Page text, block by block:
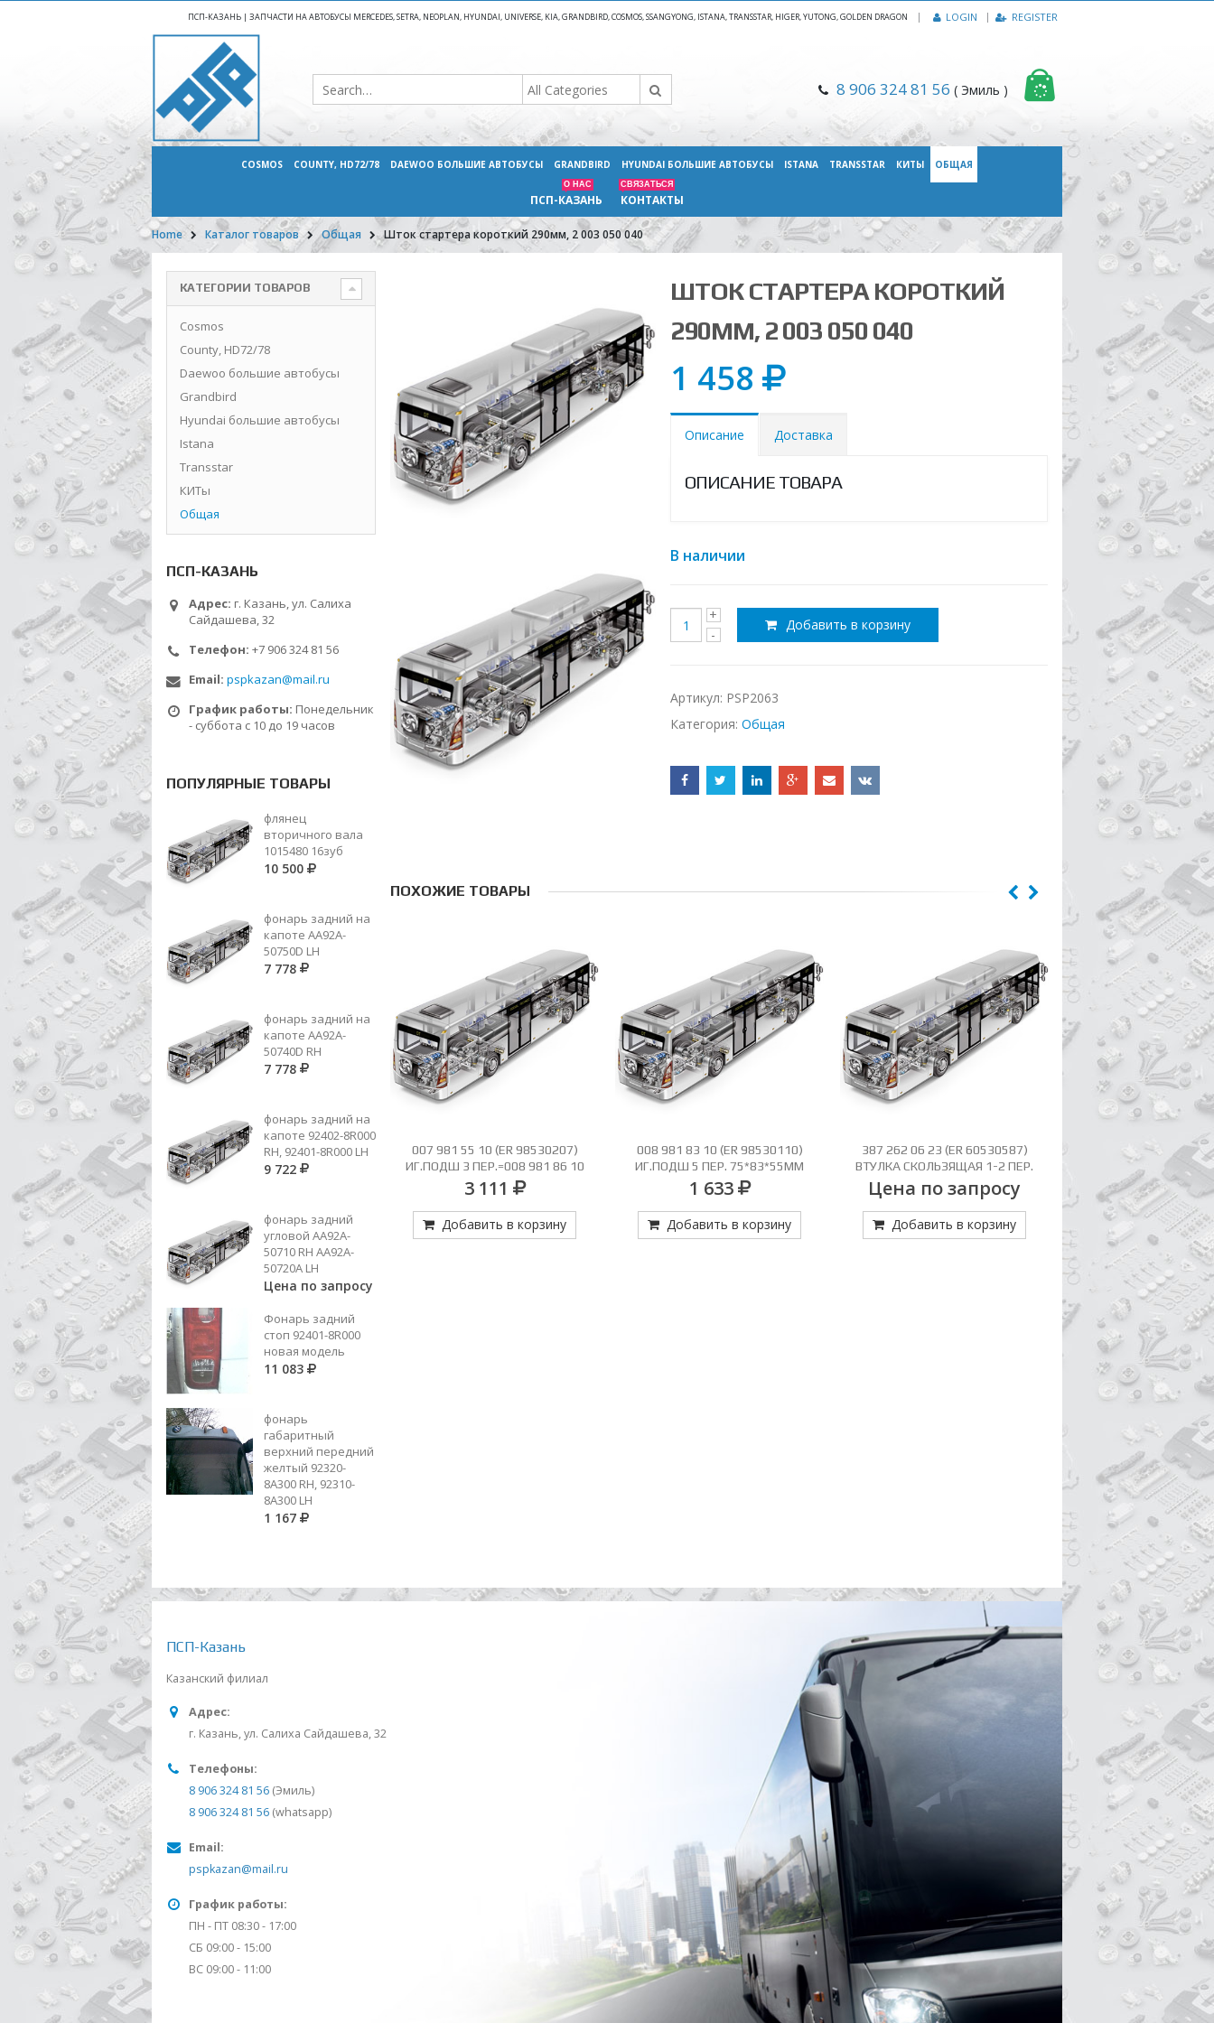
ПСП-КАЗАНЬ | ЗАПЧАСТИ НА АВТОБУСЫ MERCEDES, SETRA, NEOPLAN, HYUNDAI, UNIVERSE, KIA, GRANDBIRD, COSMOS, SSANGYONG, ISTANA, TRANSSTAR, HIGER, YUTONG, GOLDEN DRAGON | LOGIN REGISTER
8 906 324 81 56 ( Эмиль )
COSMOS COUNTY, HD72/78 DAEWOO БОЛЬШИЕ АВТОБУСЫ GRANDBIRD HYUNDAI БОЛЬШИЕ АВТОБУСЫ ISTANA TRANSSTAR КИТЫ ОБЩАЯ
ПСП-КАЗАНЬ
О НАС
КОНТАКТЫ
СВЯЗАТЬСЯ
Home Каталог товаров Общая Шток стартера короткий 290мм, 2 003 050 040
ШТОК СТАРТЕРА КОРОТКИЙ
290ММ, 2 003 050 040
1 458
Описание Доставка
ОПИСАНИЕ ТОВАРА
В наличии
Добавить в корзину
Артикул: PSP2063
Категория: Общая
ПОХОЖИЕ ТОВАРЫ
008 981 99 10 (ER 98530196)
ИГ.ПОДШ 4 ПЕР.=008 981 84 10
Цена по запросу
Добавить в корзину
007 981 55 10 (ER 98530207)
ИГ.ПОДШ 3 ПЕР.=008 981 86 10
3 111
Добавить в корзину
008 981 83 10 (ER 98530110)
ИГ.ПОДШ 5 ПЕР. 75*83*55ММ
1 633
Добавить в корзину
387 262 06 23 (ER 60530587)
ВТУЛКА СКОЛЬЗЯЩАЯ 1-2 ПЕР.
Цена по запросу
Добавить в корзину
387 262 20 35 (ER
СТУП.СИНХР 3-4
Цена по
Добавить в
КАТЕГОРИИ ТОВАРОВ
Cosmos
County, HD72/78
Daewoo большие автобусы
Grandbird
Hyundai большие автобусы
Istana
Transstar
КИТы
Общая
ПСП-КАЗАНЬ
Адрес: г. Казань, ул. Салиха
Сайдашева, 32
Телефон: +7 906 324 81 56
Email: pspkazan@mail.ru
График работы: Понедельник
- суббота с 10 до 19 часов
ПОПУЛЯРНЫЕ ТОВАРЫ
флянец
вторичного вала
1015480 16зуб
10 500
фонарь задний на
капоте AA92A-
50750D LH
7 778
фонарь задний на
капоте AA92A-
50740D RH
7 778
фонарь задний на
капоте 92402-8R000
RH, 92401-8R000 LH
9 722
фонарь задний
угловой AA92A-
50710 RH AA92A-
50720A LH
Цена по запросу
Фонарь задний
стоп 92401-8R000
новая модель
11 083
фонарь
габаритный
верхний передний
желтый 92320-
8A300 RH, 92310-
8А300 LH
1 167
ПСП-Казань
Казанский филиал
Адрес:
г. Казань, ул. Салиха Сайдашева, 32
Телефоны:
8 906 324 81 56 (Эмиль)
8 906 324 81 56 (whatsapp)
Email:
pspkazan@mail.ru
График работы:
ПН - ПТ 08:30 - 17:00
СБ 09:00 - 15:00
ВС 09:00 - 11:00